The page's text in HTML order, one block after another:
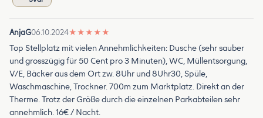
AnjaG06.10.2024★ ★ ★ ★ ★
Top Stellplatz mit vielen Annehmlichkeiten: Dusche (sehr sauber
und grosszügig für 50 Cent pro 3 Minuten), WC, Müllentsorgung,
V/E, Bäcker aus dem Ort zw. 8Uhr und 8Uhr30, Spüle,
Waschmaschine, Trockner. 700m zum Marktplatz. Direkt an der
Therme. Trotz der Größe durch die einzelnen Parkabteilen sehr
annehmlich. 16€ / Nacht.